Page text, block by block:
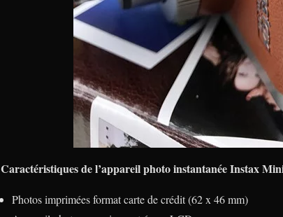
Caractéristiques de l’appareil photo instantanée Instax
Photos imprimées format carte de crédit (62 x 46 mm)